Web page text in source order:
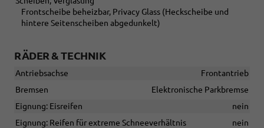
Frontscheibe beheizbar, Privacy Glass (Heckscheibe und
hintere Seitenscheiben abgedunkelt)
RÄDER & TECHNIK
Antriebsachse
Frontantrieb
Bremsen
Elektronische Parkbremse
Eignung: Eisreifen
nein
Eignung: Reifen für extreme Schneeverhältnis
nein